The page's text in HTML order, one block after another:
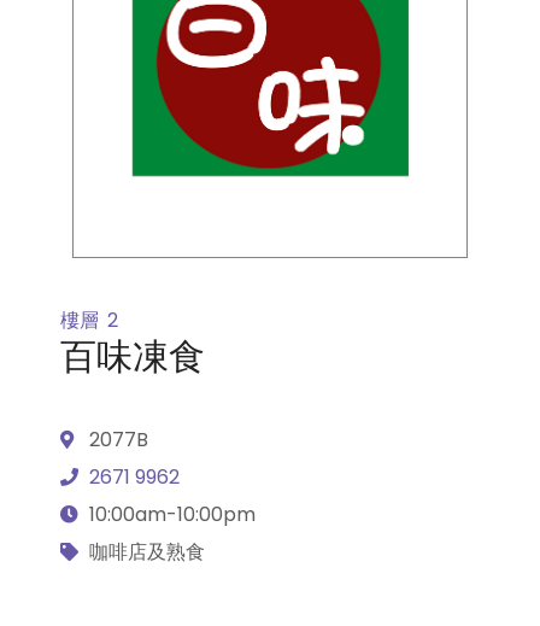
樓層 2
百味凍食
2077B
2671 9962
10:00am-10:00pm
咖啡店及熟食